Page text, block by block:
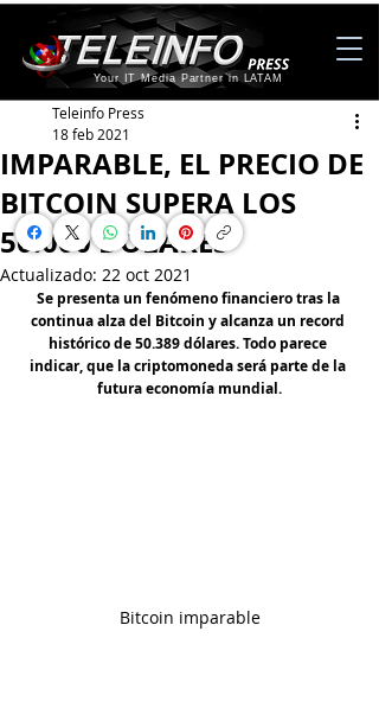
Your IT Media Partner in LATAM
IMPARABLE, EL PRECIO DE
BITCOIN SUPERA LOS
50.000 DÓLARES
Teleinfo Press
18 feb 2021
Actualizado: 22 oct 2021
Se presenta un fenómeno financiero tras la
continua alza del Bitcoin y alcanza un record
histórico de 50.389 dólares. Todo parece
indicar, que la criptomoneda será parte de la
futura economía mundial.
Bitcoin imparable